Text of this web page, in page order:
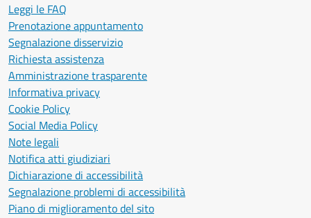
Leggi le FAQ
Prenotazione appuntamento
Segnalazione disservizio
Richiesta assistenza
Amministrazione trasparente
Informativa privacy
Cookie Policy
Social Media Policy
Note legali
Notifica atti giudiziari
Dichiarazione di accessibilità
Segnalazione problemi di accessibilità
Piano di miglioramento del sito